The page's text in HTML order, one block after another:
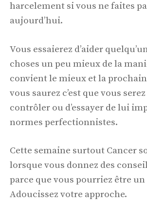
harcelement si vous ne faites
aujourd’hui.
Vous essaierez d’aider
choses un peu mieux de la
convient le mieux et la
vous saurez c’est que vous
contrôler ou d’essayer de lui
normes perfectionnistes.
Cette semaine surtout Cancer
lorsque vous donnez des
parce que vous pourriez être
Adoucissez votre approche.